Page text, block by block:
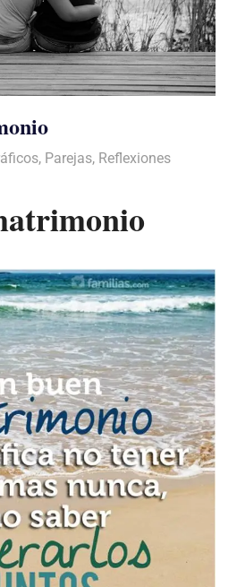
, Parejas, Reflexiones